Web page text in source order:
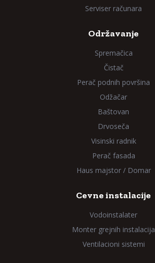
Serviser računara
Održavanje
Spremačica
Čistač
Perač podnih površina
Odžačar
Baštovan
Drvoseča
Visinski radnik
Perač fasada
Haus majstor / Domar
Cevne instalacije
Vodoinstalater
Monter grejnih instalacija
Ventilacioni sistemi